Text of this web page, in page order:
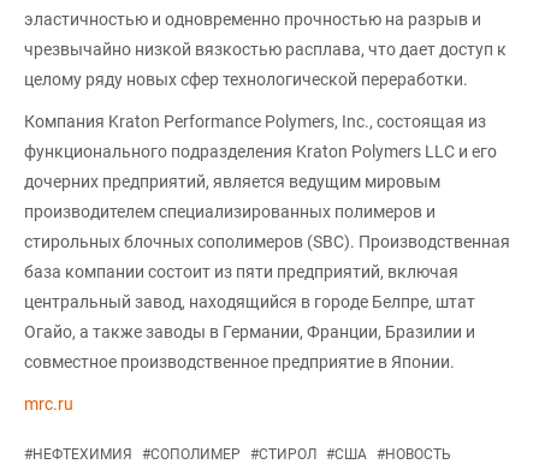
эластичностью и одновременно прочностью на разрыв и
чрезвычайно низкой вязкостью расплава, что дает доступ к
целому ряду новых сфер технологической переработки.
Компания Kraton Performance Polymers, Inc., состоящая из
функционального подразделения Kraton Polymers LLC и его
дочерних предприятий, является ведущим мировым
производителем специализированных полимеров и
стирольных блочных сополимеров (SBC). Производственная
база компании состоит из пяти предприятий, включая
центральный завод, находящийся в городе Белпре, штат
Огайо, а также заводы в Германии, Франции, Бразилии и
совместное производственное предприятие в Японии.
mrc.ru
#НЕФТЕХИМИЯ #СОПОЛИМЕР #СТИРОЛ #США #НОВОСТЬ